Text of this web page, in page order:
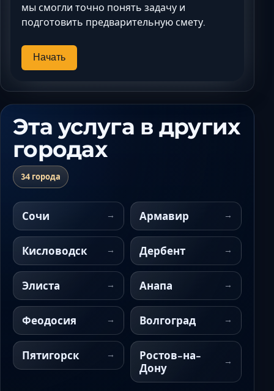
мы смогли точно понять задачу и
подготовить предварительную смету.
Начать
Эта услуга в других
городах
34 города
Сочи Армавир
Кисловодск Дербент
Элиста Анапа
Феодосия Волгоград
Пятигорск
Ростов-на-
Дону